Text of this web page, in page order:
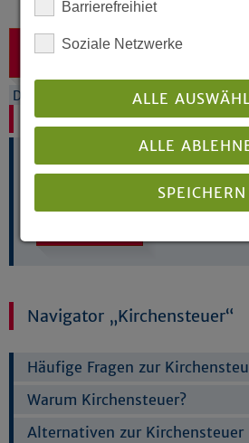
Zustimmung zum "YouTube"
Datenschutz Impressum
Magazin Kirchensteuerdank
Was Ihre Kirchensteuer bewegt...
Navigator „Kirchensteuer“
Häufige Fragen zur
Warum Kirchensteuer?
Alternativen zur Kirchensteuer
Barrierefreihiet
Soziale Netzwerke
ALLE
ALLE
SPEICHERN